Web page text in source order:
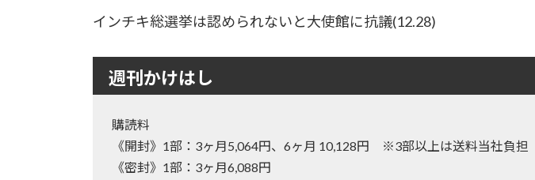
インチキ総選挙は認められないと大使館に抗議(12.28)
週刊かけはし
購読料
《開封》1部：3ヶ月5,064円、6ヶ月 10,128円 ※3部以上は送料当社負担
《密封》1部：3ヶ月6,088円